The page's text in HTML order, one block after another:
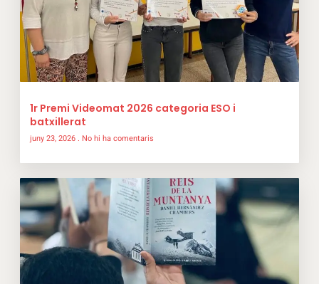
1r Premi Videomat 2026 categoria ESO i
batxillerat
juny 23, 2026 No hi ha comentaris